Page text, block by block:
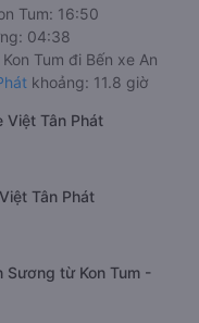
Tum: 16:50
04:38
Tum đi Bến xe An
khoảng: 11.8 giờ
Việt Tân Phát
Tân Phát
Sương từ Kon Tum -